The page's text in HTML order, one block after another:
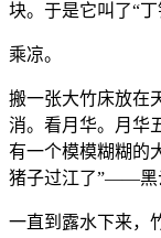
块。于是它叫了“
乘凉。
搬一张大竹床放在
消。看月华。月华
有一个模模糊糊的
猪子过江了”——黑
一直到露水下来，